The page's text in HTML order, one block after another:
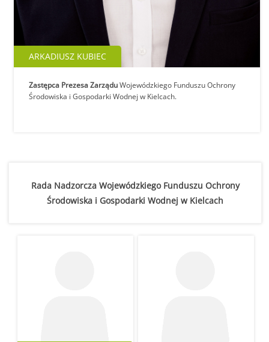
ARKADIUSZ KUBIEC
Zastępca Prezesa ZarząduWojewódzkiego Funduszu Ochrony
Środowiska i Gospodarki Wodnej w Kielcach.
Rada Nadzorcza Wojewódzkiego Funduszu Ochrony
Środowiska i Gospodarki Wodnej w Kielcach